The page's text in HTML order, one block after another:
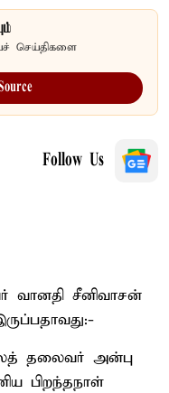
செய்திகளை
Follow Us
வானதி சீனிவாசன்
தலைவர் அன்பு
பிறந்தநாள்